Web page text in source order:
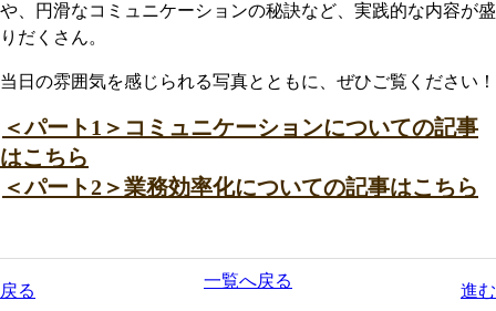
や、円滑なコミュニケーションの秘訣など、実践的な内容が盛
りだくさん。
当日の雰囲気を感じられる写真とともに、ぜひご覧ください！
＜パート1＞コミュニケーションについての記事
はこちら
＜パート2＞業務効率化についての記事はこちら
戻る 進む
一覧へ戻る